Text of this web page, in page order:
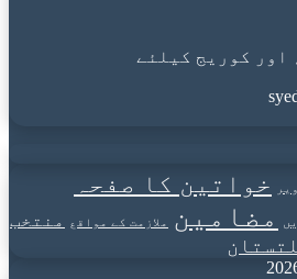
اور کوریج کیلئے
خواتین کا صفحہ
مضامین ملازمت کے مواقع
منتخب